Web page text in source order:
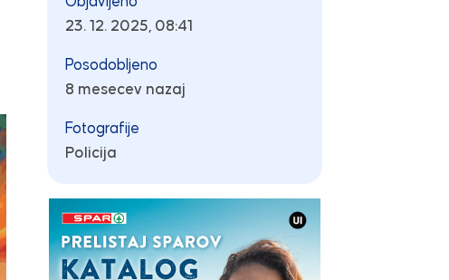
23. 12. 2025, 08:41
Posodobljeno
8 mesecev nazaj
Fotografije
Policija